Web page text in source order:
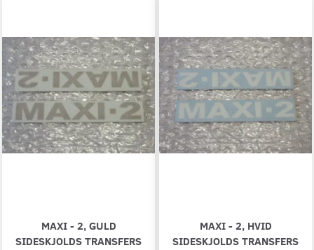
MAXI - 2, GULD
SIDESKJOLDS TRANSFERS
MAXI - 2, HVID
SIDESKJOLDS TRANSFERS